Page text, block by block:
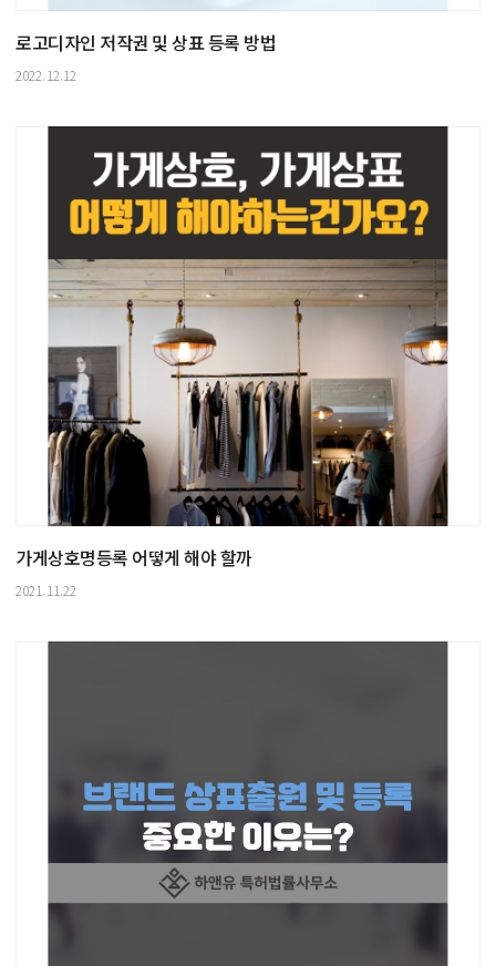
로고디자인 저작권 및 상표 등록 방법
2022.12.12
가게상호명등록 어떻게 해야 할까
2021.11.22